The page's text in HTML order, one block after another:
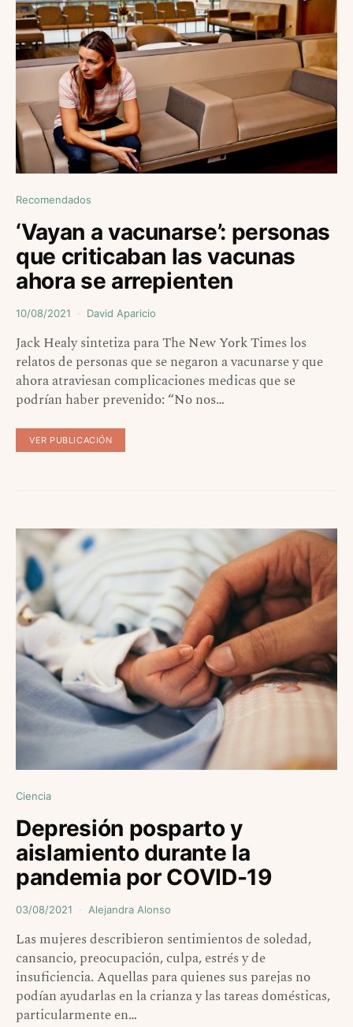
Recomendados
‘Vayan a vacunarse’: personas
que criticaban las vacunas
ahora se arrepienten
10/08/2021 David Aparicio
Jack Healy sintetiza para The New York Times los
relatos de personas que se negaron a vacunarse y que
ahora atraviesan complicaciones medicas que se
podrían haber prevenido: “No nos…
VER PUBLICACIÓN
Ciencia
Depresión posparto y
aislamiento durante la
pandemia por COVID-19
03/08/2021 Alejandra Alonso
Las mujeres describieron sentimientos de soledad,
cansancio, preocupación, culpa, estrés y de
insuficiencia. Aquellas para quienes sus parejas no
podían ayudarlas en la crianza y las tareas domésticas,
particularmente en…